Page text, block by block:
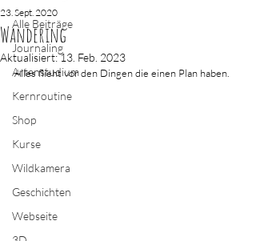
Alle Beiträge
Journaling
Artenstudium
Kernroutine
Shop
Kurse
Wildkamera
Geschichten
Webseite
Wandering
23. Sept. 2020
Aktualisiert:13. Feb. 2023
Alles flieht vor den Dingen die einen Plan haben.